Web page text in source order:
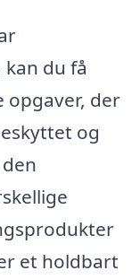
du få
der
og
et holdbart